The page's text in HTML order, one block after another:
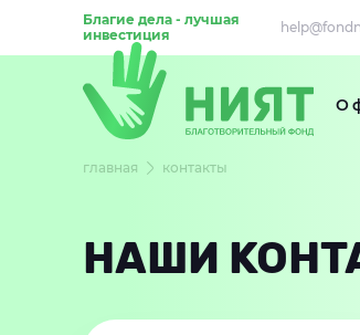
Благие дела - лучшая
инвестиция
О
главная контакты
НАШИ